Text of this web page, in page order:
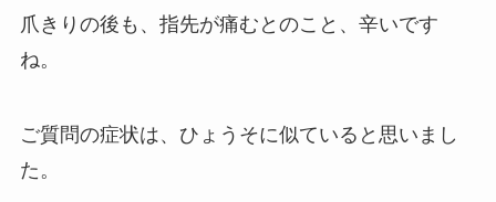
爪きりの後も、指先が痛むとのこと、辛いです
ね。
ご質問の症状は、ひょうそに似ていると思いまし
た。